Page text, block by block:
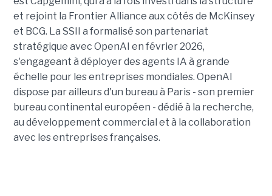
et rejoint la Frontier Alliance aux côtés de McKinsey
et BCG. La SSII a formalisé son partenariat
stratégique avec OpenAI en février 2026,
s'engageant à déployer des agents IA à grande
échelle pour les entreprises mondiales. OpenAI
dispose par ailleurs d'un bureau à Paris - son premier
bureau continental européen - dédié à la recherche,
au développement commercial et à la collaboration
avec les entreprises françaises.